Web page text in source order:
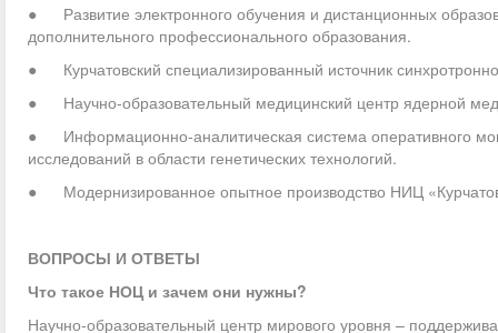
● Развитие электронного обучения и дистанционных
дополнительного профессионального образования.
● Курчатовский специализированный источник
● Научно-образовательный медицинский центр ядерной
● Информационно-аналитическая система оперативного
исследований в области генетических технологий.
● Модернизированное опытное производство НИЦ
ВОПРОСЫ И ОТВЕТЫ
Что такое НОЦ и зачем они нужны?
Научно-образовательный центр мирового уровня –